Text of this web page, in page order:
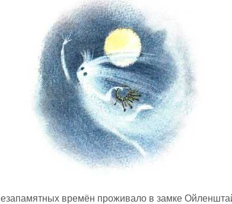
времён проживало в замке